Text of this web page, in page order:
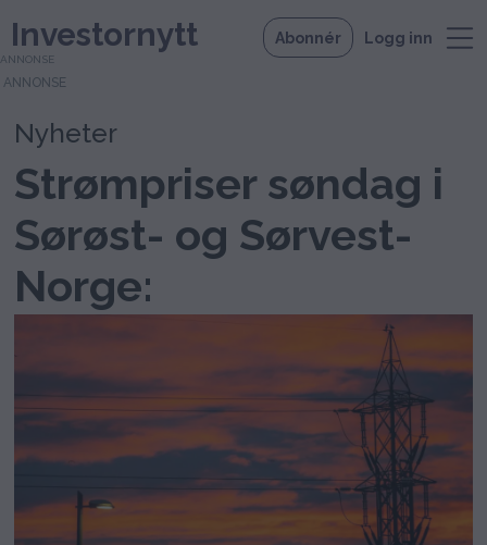
Investornytt Abonnér Logg inn
ANNONSE
Nyheter
Strømpriser søndag i
Sørøst- og Sørvest-
Norge: